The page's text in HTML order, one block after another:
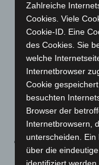
der die bisherige
gewollt wäre, so
oder“ gewesen.
28a Abs. 8 S. 1
Kombination
Die bis dato in §
Beschäftigung
Zahlreiche
Cookies. Viele
Cookie-ID. Eine
des Cookies. Sie
welche
Internetbrowser
Cookie
besuchten
Browser der
Internetbrowsern,
unterscheiden.
über die